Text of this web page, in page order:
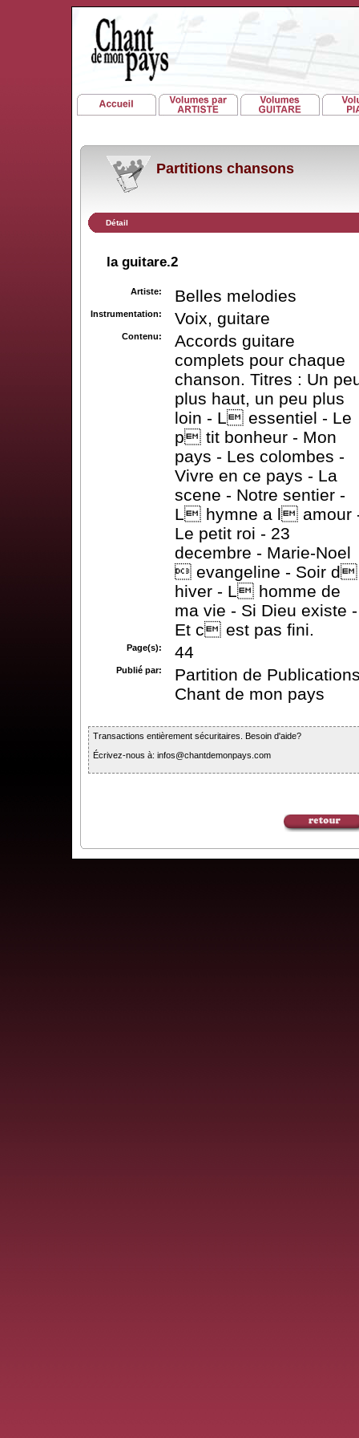
Partitions chansons
Détail
la guitare.2
Artiste: Belles melodies
Instrumentation: Voix, guitare
Contenu:
Accords guitare
complets pour chaque
chanson. Titres : Un
plus haut, un peu plus
loin - L essentiel - Le
p tit bonheur - Mon
pays - Les colombes -
Vivre en ce pays - La
scene - Notre sentier -
L hymne a l amour
Le petit roi - 23
decembre - Marie-Noel
 evangeline - Soir d
hiver - L homme de
ma vie - Si Dieu existe -
Et c est pas fini.
Page(s): 44
Publié par:
Partition de
Chant de mon pays
Transactions entièrement sécuritaires. Besoin d'aide?
Écrivez-nous à: infos@chantdemonpays.com